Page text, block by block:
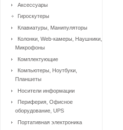
Аксессуары
Гироскутеры
Клавиатуры, Манипуляторы
Колонки, Web-камеры, Наушники,
Микрофоны
Комплектующие
Компьютеры, Ноутбуки,
Планшеты
Носители информации
Периферия, Офисное
оборудование, UPS
Портативная электроника